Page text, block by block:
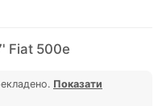
Fiat 500e
Показати